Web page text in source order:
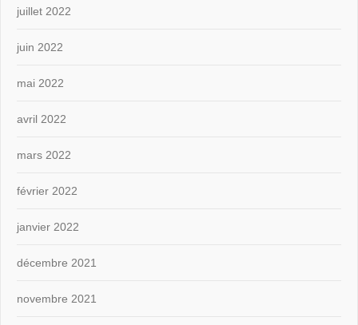
juillet 2022
juin 2022
mai 2022
avril 2022
mars 2022
février 2022
janvier 2022
décembre 2021
novembre 2021